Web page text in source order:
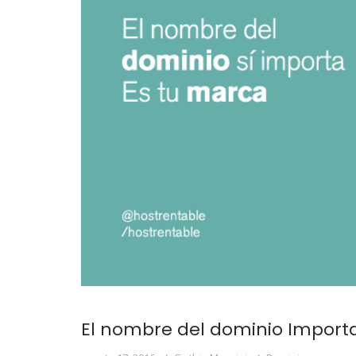
El nombre del dominio